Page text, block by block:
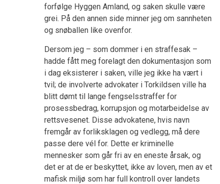
forfølge Hyggen Amland, og saken skulle være
grei. På den annen side minner jeg om sannheten
og snøballen like ovenfor.
Dersom jeg – som dommer i en straffesak –
hadde fått meg forelagt den dokumentasjon som
i dag eksisterer i saken, ville jeg ikke ha vært i
tvil; de involverte advokater i Torkildsen ville ha
blitt dømt til lange fengselsstraffer for
prosessbedrag, korrupsjon og motarbeidelse av
rettsvesenet. Disse advokatene, hvis navn
fremgår av forliksklagen og vedlegg, må dere
passe dere vél for. Dette er kriminelle
mennesker som går fri av en eneste årsak, og
det er at de er beskyttet, ikke av loven, men av et
mafisk miljø som har full kontroll over landets